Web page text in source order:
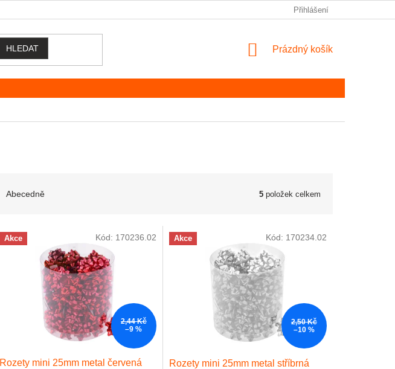
Přihlášení
HLEDAT NÁKUPNÍ KOŠÍK
Prázdný košík
Abecedně 5 položek celkem
Akce
2,44 Kč
–9 %
Rozety mini 25mm metal červená
Kód: 170236.02 Akce
2,50 Kč
–10 %
Rozety mini 25mm metal stříbrná
Kód: 170234.02